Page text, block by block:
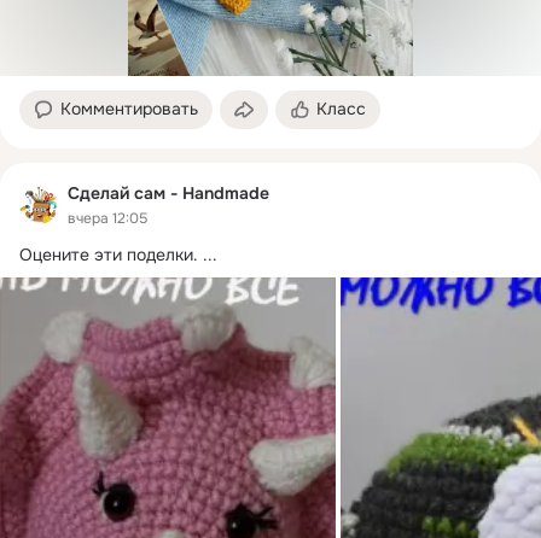
Комментировать Класс
Сделай сам - Handmade
вчера 12:05
Оцените эти поделки. ...